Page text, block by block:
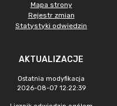
Mapa strony
Rejestr zmian
Statystyki odwiedzin
AKTUALIZACJE
Ostatnia modyfikacja
2026-08-07 12:22:39